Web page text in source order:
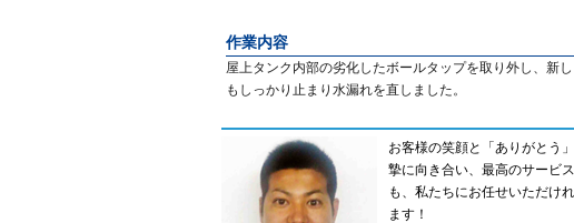
作業内容
屋上タンク内部の劣化したボールタップを取り外し、新
もしっかり止まり水漏れを直しました。
お客様の笑顔と「ありがとう
摯に向き合い、最高のサービ
も、私たちにお任せいただけ
ます！